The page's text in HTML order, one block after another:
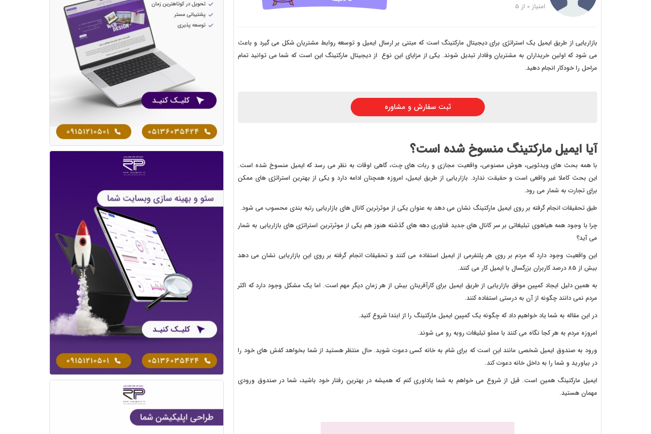
خرید سایت با امکانات دیوار
خرید سایت نوبت دهی پزشکان
خرید سایت همایش
امتیاز 0 از 5
بازاریایی از طریق ایمیل یک استراتژی برای دیجیتال مارکتینگ است که مبتنی بر ارسال ایمیل و توسعه روابط مشتریان شکل می گیرد و باعث
می شود که اولین خریداران به مشتریان وفادار تبدیل شوند. یکی از مزایای این نوع از دیجیتال مارکتینگ این است که شما می توانید تمام
مراحل را خودکار انجام دهید.
ثبت سفارش و مشاوره
آیا ایمیل مارکتینگ منسوخ شده است؟
با همه بحث های ویدئویی، هوش مصنوعی، واقعیت مجازی و ربات های چت، گاهی اوقات به نظر می رسد که ایمیل منسوخ شده است.
این بحث کاملا غیر واقعی است و حقیقت ندارد. بازاریابی از طریق ایمیل، امروزه همچنان ادامه دارد و یکی از بهترین استراتژی های ممکن
برای تجارت به شمار می رود.
طبق تحقیقات انجام گرفته بر روی ایمیل مارکتینگ نشان می دهد به عنوان یکی از موثرترین کانال های بازاریابی رتبه بندی محسوب می شود.
چرا با وجود همه هیاهوی تبلیغاتی بر سر کانال های جدید فناوری دهه های گذشته هنوز هم یکی از موثرترین استراتژی های بازاریابی به شمار
می آید؟
این واقعیت وجود دارد که مردم بر روی هر پلتفرمی از ایمیل استفاده می کنند و تحقیقات انجام گرفته بر روی این بازاریابی نشان می دهد
بیش از 85 درصد کاربران بزرگسال با ایمیل کار می کنند.
به همین دلیل ایجاد کمپین موفق بازاریابی از طریق ایمیل برای کارآفرینان بیش از هر زمان دیگر مهم است. اما یک مشکل وجود دارد که اکثر
مردم نمی دانند چگونه از آن به درستی استفاده کنند.
در این مقاله به شما یاد خواهیم داد که چگونه یک کمپین ایمیل مارکتینگ را از ابتدا شروع کنید.
امروزه مردم به هر کجا نگاه می کنند با مملو تبلیغات روبه رو می شوند.
ورود به صندوق ایمیل شخصی مانند این است که برای شام به خانه کسی دعوت شوید. حال منتظر هستید از شما بخواهد کفش های خود را
در بیاورید و شما را به داخل خانه دعوت کند.
ایمیل مارکتینگ همین است. قبل از شروع می خواهم به شما یاداوری کنم که همیشه در بهترین رفتار خود باشید، شما در صندوق ورودی
مهمان هستید.